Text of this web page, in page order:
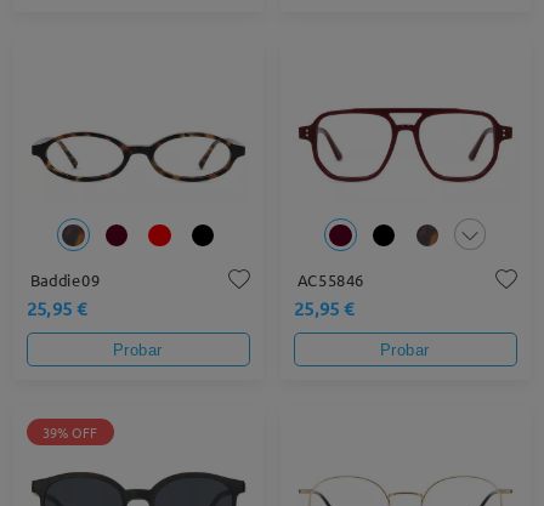
Baddie09
25,95 €
Probar
AC55846
25,95 €
Probar
39% OFF